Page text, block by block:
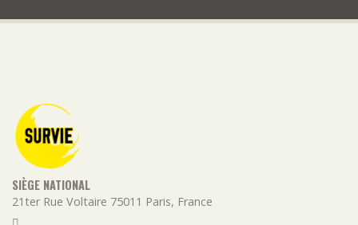
SIÈGE NATIONAL
21ter Rue Voltaire 75011 Paris, France